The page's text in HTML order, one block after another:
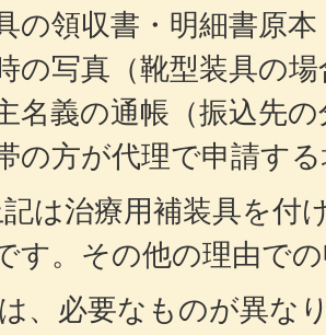
の領収書・明細書原本
の写真（靴型装具の場
名義の通帳（振込先
の方が代理で申請す
は治療用補装具を付
す。その他の理由で
必要なものが異な